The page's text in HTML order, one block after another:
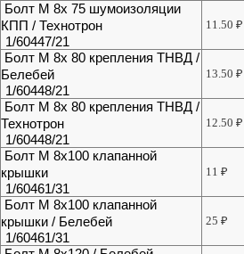
Болт М 8х 75 шумоизоляции
КПП / Технотрон
1/60447/21
11.50₽
Болт М 8х 80 крепления ТНВД /
Белебей
1/60448/21
13.50₽
Болт М 8х 80 крепления ТНВД /
Технотрон
1/60448/21
12.50₽
Болт М 8х100 клапанной
крышки
1/60461/31
11₽
Болт М 8х100 клапанной
крышки / Белебей
1/60461/31
25₽